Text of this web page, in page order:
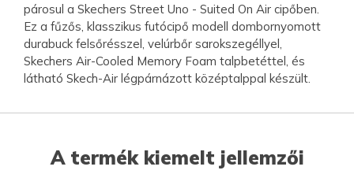
párosul a Skechers Street Uno - Suited On Air cipőben.
Ez a fűzős, klasszikus futócipő modell dombornyomott
durabuck felsőrésszel, velúrbőr sarokszegéllyel,
Skechers Air-Cooled Memory Foam talpbetéttel, és
látható Skech-Air légpárnázott középtalppal készült.
A termék kiemelt jellemzői